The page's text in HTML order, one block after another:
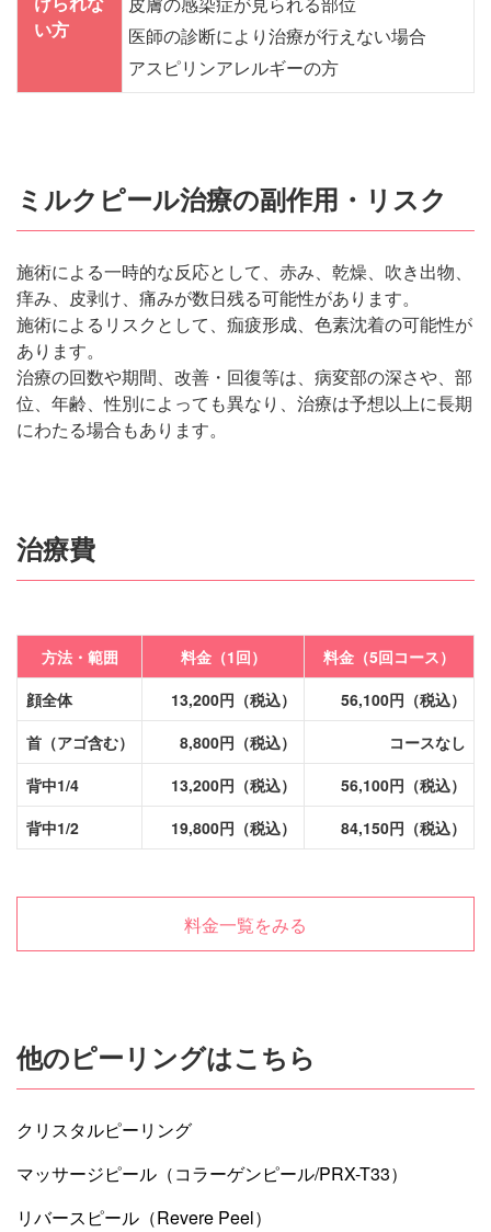
い方
医師の診断により治療が行えない場合
アスピリンアレルギーの方
ミルクピール治療の副作用・リスク
施術による一時的な反応として、赤み、乾燥、吹き出物、
痒み、皮剥け、痛みが数日残る可能性があります。
施術によるリスクとして、痂疲形成、色素沈着の可能性が
あります。
治療の回数や期間、改善・回復等は、病変部の深さや、部
位、年齢、性別によっても異なり、治療は予想以上に長期
にわたる場合もあります。
治療費
方法・範囲 料金（1回）
料金（5回コース）
顔全体
13,200円（税込）
56,100円（税込）
首（アゴ含む）
8,800円（税込）
コースなし
背中1/4
13,200円（税込）
56,100円（税込）
背中1/2
19,800円（税込） 84,150円（税込）
料金一覧をみる
他のピーリングはこちら
クリスタルピーリング
マッサージピール（コラーゲンピール/PRX-T33）
リバースピール（Revere Peel）